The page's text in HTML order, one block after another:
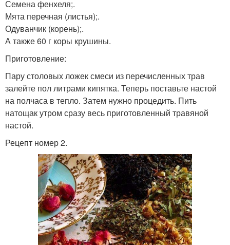
Семена фенхеля;.
Мята перечная (листья);.
Одуванчик (корень);.
А также 60 г коры крушины.
Приготовление:
Пару столовых ложек смеси из перечисленных трав
залейте пол литрами кипятка. Теперь поставьте настой
на полчаса в тепло. Затем нужно процедить. Пить
натощак утром сразу весь приготовленный травяной
настой.
Рецепт номер 2.